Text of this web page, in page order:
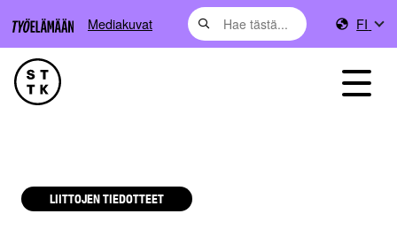
Mediakuvat FI
LIITTOJEN TIEDOTTEET